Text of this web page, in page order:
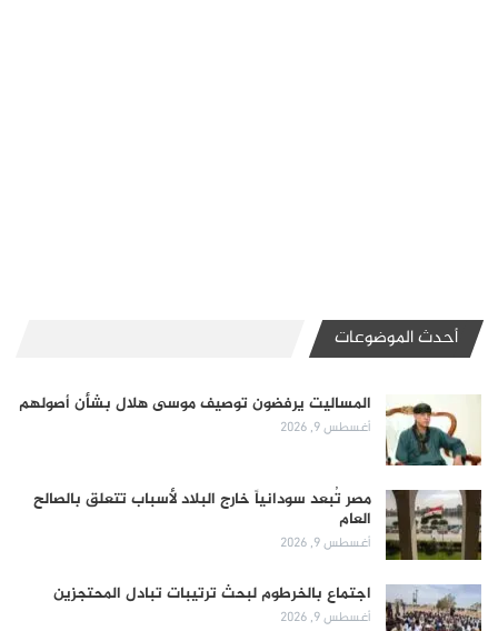
أحدث الموضوعات
المساليت يرفضون توصيف موسى هلال بشأن أصولهم
أغسطس 9, 2026
مصر تُبعد سودانياً خارج البلاد لأسباب تتعلق بالصالح
العام
أغسطس 9, 2026
اجتماع بالخرطوم لبحث ترتيبات تبادل المحتجزين
أغسطس 9, 2026